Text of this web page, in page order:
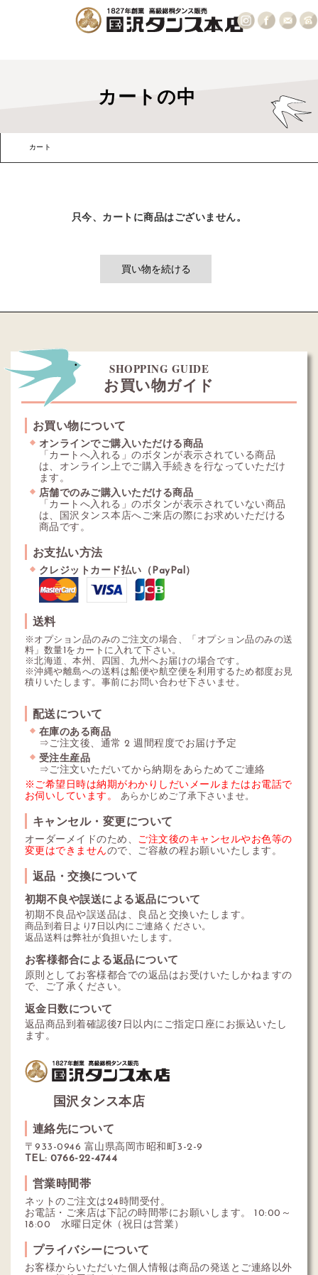
カートの中
カート
只今、カートに商品はございません。
SHOPPING GUIDE
お買い物ガイド
お買い物について
オンラインでご購入いただける商品
「カートへ入れる」のボタンが表示されている商品
は、オンライン上でご購入手続きを行なっていただけ
ます。
店舗でのみご購入いただける商品
「カートへ入れる」のボタンが表示されていない商品
は、国沢タンス本店へご来店の際にお求めいただける
商品です。
お支払い方法
クレジットカード払い（PayPal）
送料
※オプション品のみのご注文の場合、「オプション品のみの送
料」数量1をカートに入れて下さい。
※北海道、本州、四国、九州へお届けの場合です。
※沖縄や離島への送料は船便や航空便を利用するため都度お見
積りいたします。事前にお問い合わせ下さいませ。
配送について
在庫のある商品
⇒ご注文後、通常 2 週間程度でお届け予定
受注生産品
⇒ご注文いただいてから納期をあらためてご連絡
※ご希望日時は納期がわかりしだいメールまたはお電話で
お伺いしています。
あらかじめご了承下さいませ。
キャンセル・変更について
オーダーメイドのため、 ご注文後のキャンセルやお色等の
変更はできませんので、ご容赦の程お願いいたします。
返品・交換について
初期不良や誤送による返品について
初期不良品や誤送品は、良品と交換いたします。
商品到着日より7日以内にご連絡ください。
返品送料は弊社が負担いたします。
お客様都合による返品について
原則としてお客様都合での返品はお受けいたしかねますの
で、ご了承ください。
返金日数について
返品商品到着確認後7日以内にご指定口座にお振込いたし
ます。
国沢タンス本店
連絡先について
〒933-0946 富山県高岡市昭和町3-2-9
TEL: 0766-22-4744
営業時間帯
ネットのご注文は24時間受付。
お電話・ご来店は下記の時間帯にお願いします。 10:00～
18:00 水曜日定休（祝日は営業）
プライバシーについて
お客様からいただいた個人情報は商品の発送とご連絡以外